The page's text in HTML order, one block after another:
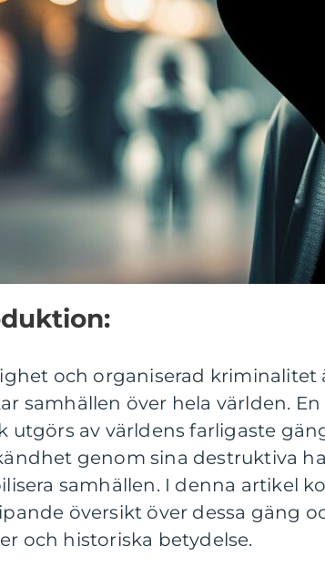
och organiserad kriminalitet
samhällen över hela världen.
utgörs av världens farligaste
genom sina destruktiva
samhällen. I denna artikel
översikt över dessa gäng
och historiska betydelse.